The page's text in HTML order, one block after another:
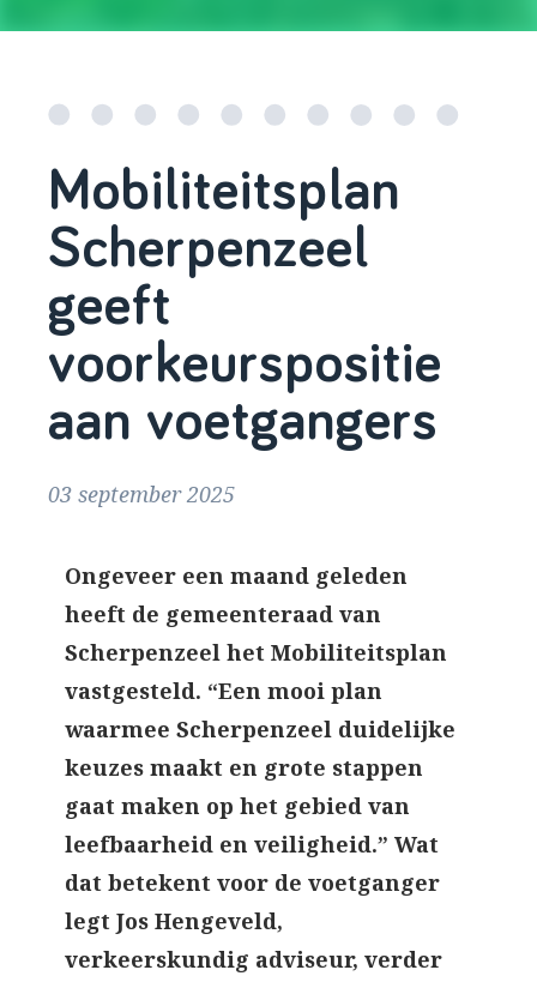
Mobiliteitsplan
Scherpenzeel
geeft
voorkeurspositie
aan voetgangers
03 september 2025
Ongeveer een maand geleden
heeft de gemeenteraad van
Scherpenzeel het Mobiliteitsplan
vastgesteld. “Een mooi plan
waarmee Scherpenzeel duidelijke
keuzes maakt en grote stappen
gaat maken op het gebied van
leefbaarheid en veiligheid.” Wat
dat betekent voor de voetganger
legt Jos Hengeveld,
verkeerskundig adviseur, verder